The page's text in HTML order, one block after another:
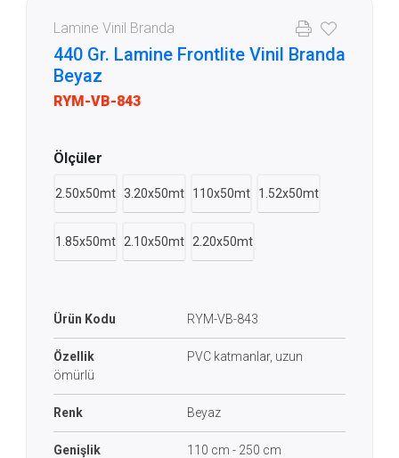
Lamine Vinil Branda
440 Gr. Lamine Frontlite Vinil Branda
Beyaz
RYM-VB-843
Ölçüler
2.50x50mt 3.20x50mt 110x50mt 1.52x50mt
1.85x50mt 2.10x50mt 2.20x50mt
Ürün Kodu RYM-VB-843
Özellik
PVC katmanlar, uzun
ömürlü
Renk Beyaz
Genişlik 110 cm - 250 cm